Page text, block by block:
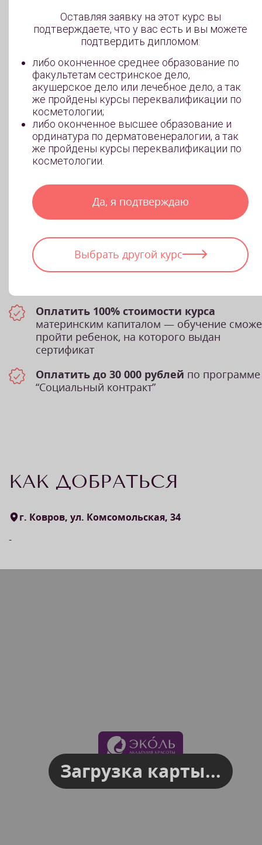
Вы можете:
Вернуть 13% от стоимости обученияза
Оплатить 100% стоимости курса
материнским капиталом — обучение
пройти ребенок, на которого выдан
сертификат
Оплатить до 30 000 рублей по программе
“Социальный контракт”
КАК ДОБРАТЬСЯ
г. Ковров, ул. Комсомольская, 34
-
Загрузка карты...
Оставляя заявку на этот курс вы
подтверждаете, что у вас есть и вы можете
подтвердить дипломом:
либо оконченное среднее образование по
факультетам сестринское дело,
акушерское дело или лечебное дело, а так
же пройдены курсы переквалификации по
косметологии;
либо оконченное высшее образование и
ординатура по дерматовенералогии, а так
же пройдены курсы переквалификации по
косметологии.
Да, я подтверждаю
Выбрать другой курс